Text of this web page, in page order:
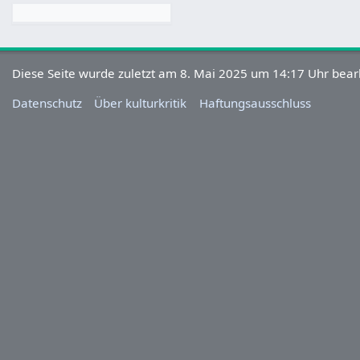
Diese Seite wurde zuletzt am 8. Mai 2025 um 14:17 Uhr
Datenschutz
Über kulturkritik Haftungsausschluss